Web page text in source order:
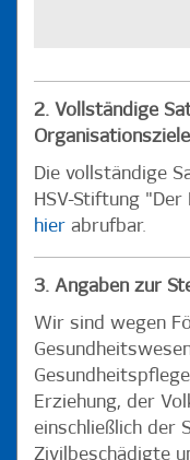
2. Vollständige
Die vollständige
HSV-Stiftung
hier abrufbar.
3. Angaben zur
Wir sind wegen
Erziehung, der
einschließlich der
Zivilbeschädigte